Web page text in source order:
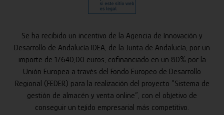
Se ha recibido un incentivo de la Agencia de Innovación y
Desarrollo de Andalucía IDEA, de la Junta de Andalucía, por un
importe de 17.640,00 euros, cofinanciado en un 80% por la
Unión Europea a través del Fondo Europeo de Desarrollo
Regional (FEDER) para la realización del proyecto “Sistema de
gestión de almacén y venta online”, con el objetivo de
conseguir un tejido empresarial más competitivo.